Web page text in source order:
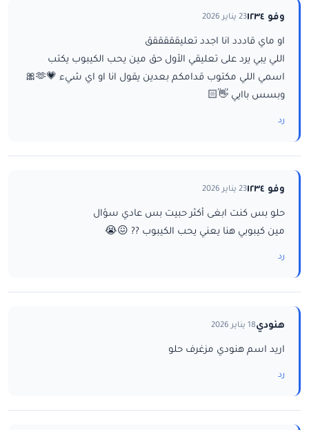
وفو ١٢٣٤ 23 يناير 2026
او ماي قاددد انا اجدد تعليقققققق
اللي يبي يرد على تعليقي الأول حق مين يحب الكيبوب يكتب
اسمي اللي مكتوب قدامكم بعدين يقول انا او اي شيء 💗🫶🎀
وبسس باايي 👋🏻
رد
وفو ١٢٣٤ 23 يناير 2026
حلو بس كنت ابغى أكثر حبيت بس عادي سؤال
مين كيبوبي هنا يعني يحب الكيبوب ?? 😖😭
رد
هنودي18 يناير 2026
اريد اسم هنودي مزغرف حلو
رد